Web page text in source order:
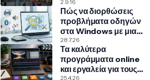
μεταναστεύσουν στην
Γερμανία
2.9.16
Πώς να διορθώσεις
προβλήματα οδηγών
στα Windows με μια
κρυφή εντολή
28.7.26
Τα καλύτερα
προγράμματα online
και εργαλεία για τους
25.4.26